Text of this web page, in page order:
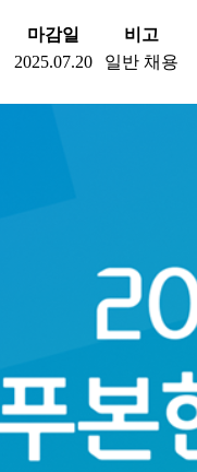
마감일
비고
2025.07.20 일반 채용